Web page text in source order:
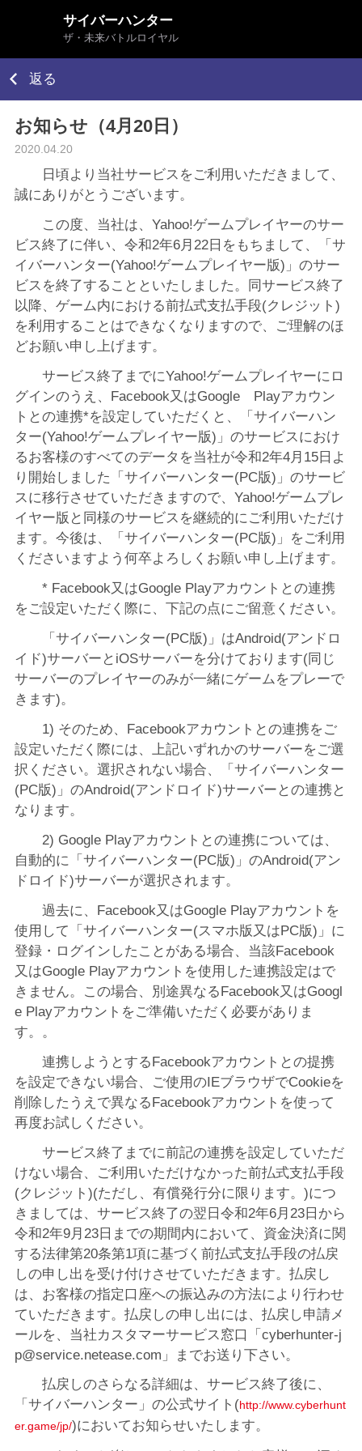
サイバーハンター
ザ・未来バトルロイヤル
返る
お知らせ（4月20日）
2020.04.20
日頃より当社サービスをご利用いただきまして、
誠にありがとうございます。
この度、当社は、Yahoo!ゲームプレイヤーのサー
ビス終了に伴い、令和2年6月22日をもちまして、「サ
イバーハンター(Yahoo!ゲームプレイヤー版)」のサー
ビスを終了することといたしました。同サービス終了
以降、ゲーム内における前払式支払手段(クレジット)
を利用することはできなくなりますので、ご理解のほ
どお願い申し上げます。
サービス終了までにYahoo!ゲームプレイヤーにロ
グインのうえ、Facebook又はGoogle Playアカウン
トとの連携*を設定していただくと、「サイバーハン
ター(Yahoo!ゲームプレイヤー版)」のサービスにおけ
るお客様のすべてのデータを当社が令和2年4月15日よ
り開始しました「サイバーハンター(PC版)」のサービ
スに移行させていただきますので、Yahoo!ゲームプレ
イヤー版と同様のサービスを継続的にご利用いただけ
ます。今後は、「サイバーハンター(PC版)」をご利用
くださいますよう何卒よろしくお願い申し上げます。
* Facebook又はGoogle Playアカウントとの連携
をご設定いただく際に、下記の点にご留意ください。
「サイバーハンター(PC版)」はAndroid(アンドロ
イド)サーバーとiOSサーバーを分けております(同じ
サーバーのプレイヤーのみが一緒にゲームをプレーで
きます)。
1) そのため、Facebookアカウントとの連携をご
設定いただく際には、上記いずれかのサーバーをご選
択ください。選択されない場合、「サイバーハンター
(PC版)」のAndroid(アンドロイド)サーバーとの連携と
なります。
2) Google Playアカウントとの連携については、
自動的に「サイバーハンター(PC版)」のAndroid(アン
ドロイド)サーバーが選択されます。
過去に、Facebook又はGoogle Playアカウントを
使用して「サイバーハンター(スマホ版又はPC版)」に
登録・ログインしたことがある場合、当該Facebook
又はGoogle Playアカウントを使用した連携設定はで
きません。この場合、別途異なるFacebook又はGoogl
e Playアカウントをご準備いただく必要がありま
す。。
連携しようとするFacebookアカウントとの提携
を設定できない場合、ご使用のIEブラウザでCookieを
削除したうえで異なるFacebookアカウントを使って
再度お試しください。
サービス終了までに前記の連携を設定していただ
けない場合、ご利用いただけなかった前払式支払手段
(クレジット)(ただし、有償発行分に限ります。)につ
きましては、サービス終了の翌日令和2年6月23日から
令和2年9月23日までの期間内において、資金決済に関
する法律第20条第1項に基づく前払式支払手段の払戻
しの申し出を受け付けさせていただきます。払戻し
は、お客様の指定口座への振込みの方法により行わせ
ていただきます。払戻しの申し出には、払戻し申請メ
ールを、当社カスタマーサービス窓口「cyberhunter-j
p@service.netease.com」までお送り下さい。
払戻しのさらなる詳細は、サービス終了後に、
「サイバーハンター」の公式サイト(http://www.cyberhunt
er.game/jp/)においてお知らせいたします。